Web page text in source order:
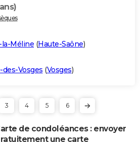
la-Méline (Haute-Saône)
Vosges (Vosges)
3 4 5 6
de condoléances : envoyer
une carte